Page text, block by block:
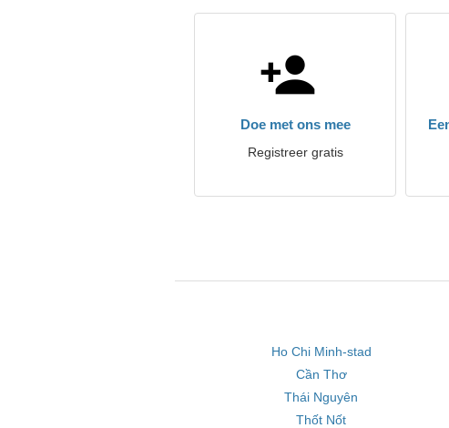
Doe met ons mee
Registreer gratis
Ho Chi Minh-stad
Cần Thơ
Thái Nguyên
Thốt Nốt